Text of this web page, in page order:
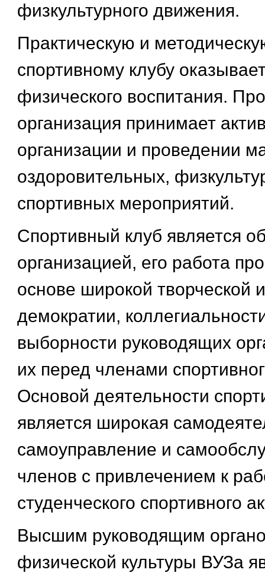
физкультурного движения.
Практическую и
спортивному клубу
физического воспитания.
организация принимает
организации и проведении
оздоровительных,
спортивных мероприятий.
Спортивный клуб является
организацией, его работа
основе широкой творческой
демократии,
выборности руководящих
их перед членами
Основой деятельности
является широкая
самоуправление и
членов с привлечением к
студенческого спортивного
Высшим руководящим
физической культуры ВУЗа